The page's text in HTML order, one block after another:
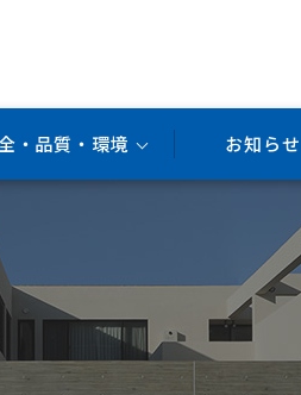
・品質・環境 お知らせ